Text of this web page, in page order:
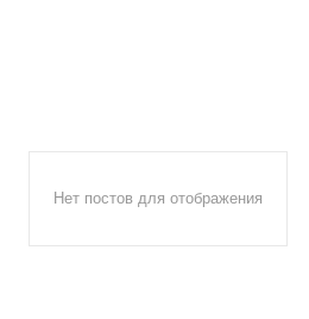
Нет постов для отображения